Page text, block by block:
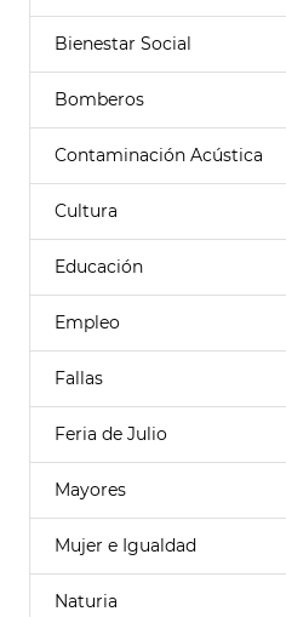
Bienestar Social
Bomberos
Contaminación Acústica
Cultura
Educación
Empleo
Fallas
Feria de Julio
Mayores
Mujer e Igualdad
Naturia